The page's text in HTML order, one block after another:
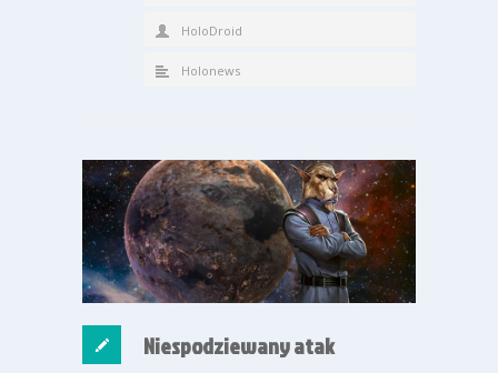
HoloDroid
Holonews
Niespodziewany atak